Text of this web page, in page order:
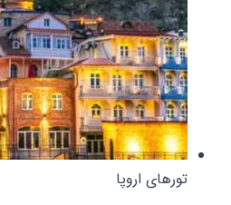
تورهای اروپا